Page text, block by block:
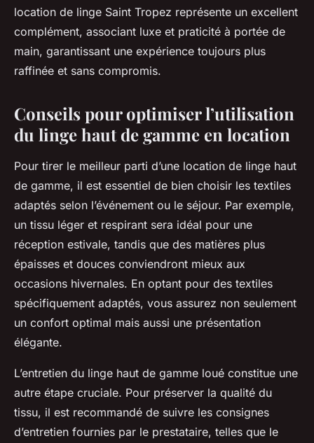
location de linge Saint Tropez représente un excellent
complément, associant luxe et praticité à portée de
main, garantissant une expérience toujours plus
raffinée et sans compromis.
Conseils pour optimiser l’utilisation
du linge haut de gamme en location
Pour tirer le meilleur parti d’une location de linge haut
de gamme, il est essentiel de bien choisir les textiles
adaptés selon l’événement ou le séjour. Par exemple,
un tissu léger et respirant sera idéal pour une
réception estivale, tandis que des matières plus
épaisses et douces conviendront mieux aux
occasions hivernales. En optant pour des textiles
spécifiquement adaptés, vous assurez non seulement
un confort optimal mais aussi une présentation
élégante.
L’entretien du linge haut de gamme loué constitue une
autre étape cruciale. Pour préserver la qualité du
tissu, il est recommandé de suivre les consignes
d’entretien fournies par le prestataire, telles que le